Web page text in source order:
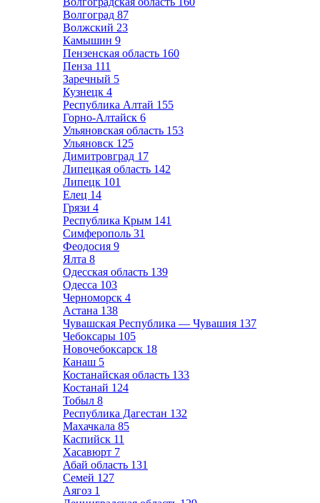
Волгоград 87
Волжский 23
Камышин 9
Пензенская область 160
Пенза 111
Заречный 5
Кузнецк 4
Республика Алтай 155
Горно-Алтайск 6
Ульяновская область 153
Ульяновск 125
Димитровград 17
Липецкая область 142
Липецк 101
Елец 14
Грязи 4
Республика Крым 141
Симферополь 31
Феодосия 9
Ялта 8
Одесская область 139
Одесса 103
Черноморск 4
Астана 138
Чувашская Республика — Чувашия 137
Чебоксары 105
Новочебоксарск 18
Канаш 5
Костанайская область 133
Костанай 124
Тобыл 8
Республика Дагестан 132
Махачкала 85
Каспийск 11
Хасавюрт 7
Абай область 131
Семей 127
Аягоз 1